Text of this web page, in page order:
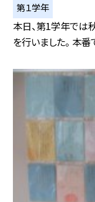
第１学年
本日、第1学年では
を行いました。 本番